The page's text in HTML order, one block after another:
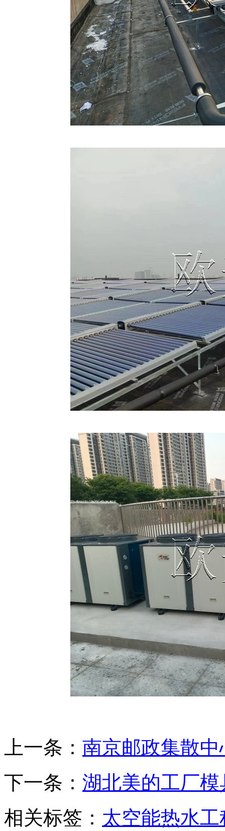
上一条： 南京邮政集散中
下一条： 湖北美的工厂模
相关标签： 太空能热水工